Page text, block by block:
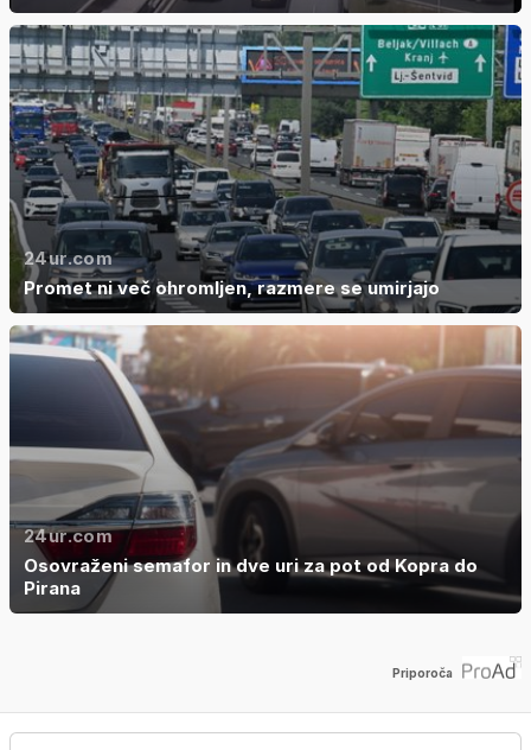
24ur.com
Promet ni več ohromljen, razmere se umirjajo
24ur.com
Osovraženi semafor in dve uri za pot od Kopra do
Pirana
Priporoča